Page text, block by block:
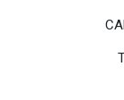
RÍO